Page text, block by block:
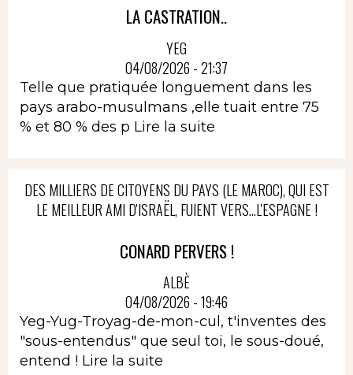
LA CASTRATION..
YEG
04/08/2026 - 21:37
Telle que pratiquée longuement dans les
pays arabo-musulmans ,elle tuait entre 75
% et 80 % des p Lire la suite
DES MILLIERS DE CITOYENS DU PAYS (LE MAROC), QUI EST
LE MEILLEUR AMI D'ISRAËL, FUIENT VERS...L'ESPAGNE !
CONARD PERVERS !
ALBÈ
04/08/2026 - 19:46
Yeg-Yug-Troyag-de-mon-cul, t'inventes des
"sous-entendus" que seul toi, le sous-doué,
entend ! Lire la suite